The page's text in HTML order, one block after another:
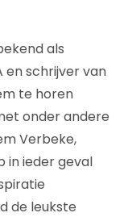
als
en schrijver van
te horen
onder andere
Verbeke,
in ieder geval
de leukste